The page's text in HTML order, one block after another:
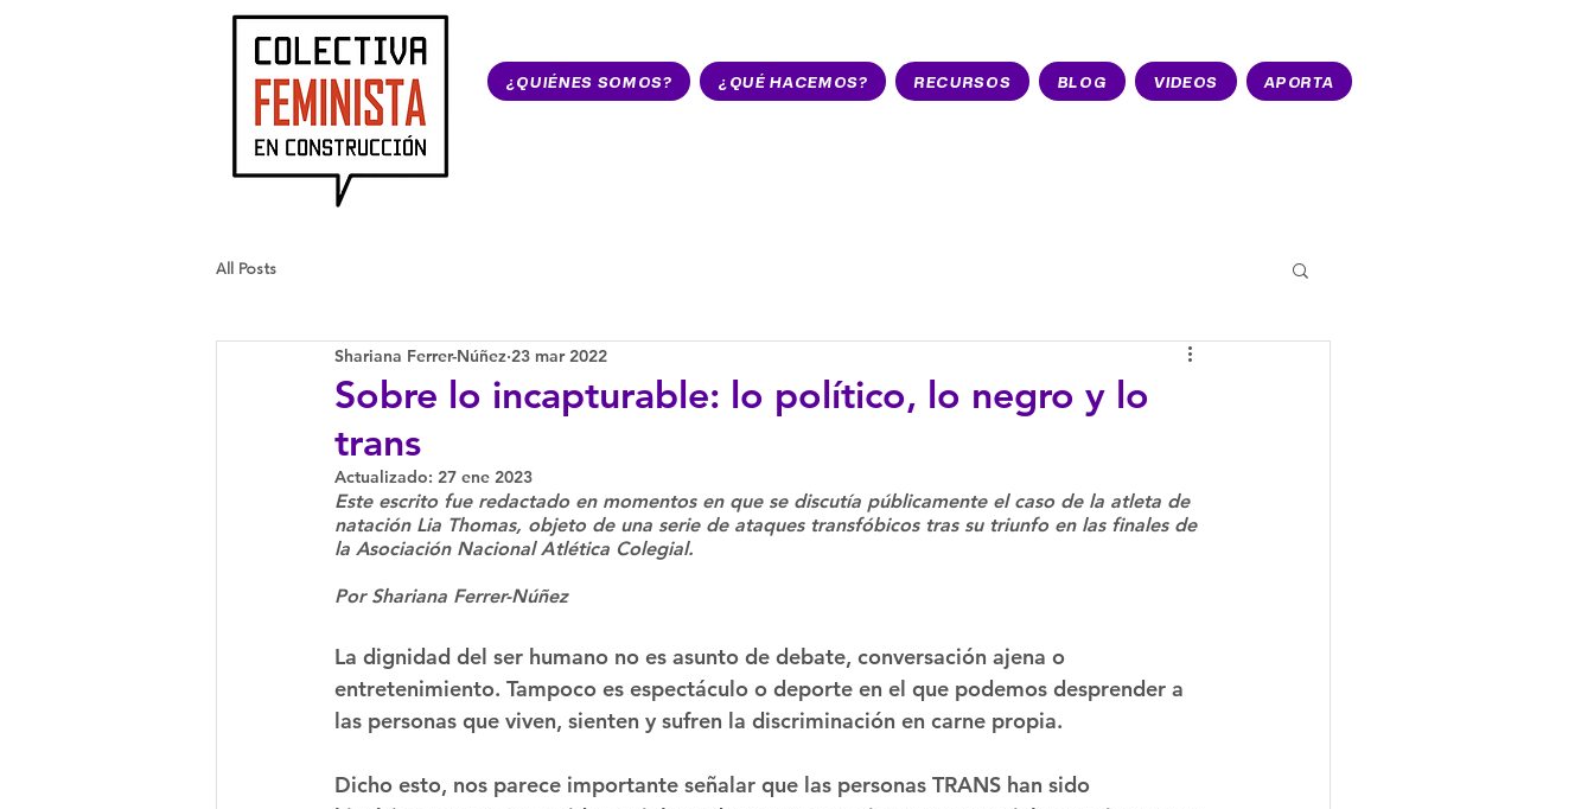
¿QUIÉNES SOMOS? ¿QUÉ HACEMOS? RECURSOS BLOG VIDEOS APORTA
All Posts
Sobre lo incapturable: lo político, lo negro y lo
trans
Shariana Ferrer-Núñez 23 mar 2022
Actualizado: 27 ene 2023
Este escrito fue redactado en momentos en que se discutía públicamente el caso de la atleta de
natación Lia Thomas, objeto de una serie de ataques transfóbicos tras su triunfo en las finales de
la Asociación Nacional Atlética Colegial.
Por Shariana Ferrer-Núñez
La dignidad del ser humano no es asunto de debate, conversación ajena o
entretenimiento. Tampoco es espectáculo o deporte en el que podemos desprender a
las personas que viven, sienten y sufren la discriminación en carne propia.
Dicho esto, nos parece importante señalar que las personas TRANS han sido